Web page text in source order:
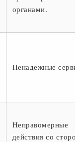
органами.
Ненадежные
Неправомерные
действия со